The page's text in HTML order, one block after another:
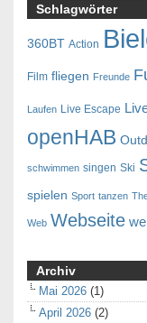
Schlagwörter
360BT Action
Film fliegen Freunde
Laufen Live Escape
openHAB
schwimmen singen Ski
spielen Sport tanzen
Web Webseite
Archiv
Mai 2026 (1)
April 2026 (2)